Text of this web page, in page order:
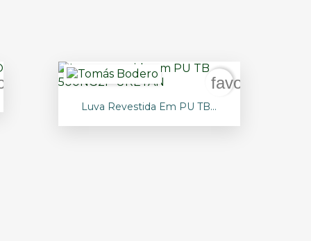
 Vista rápida
Luva Revestida Em PU TB...